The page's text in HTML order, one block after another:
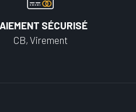
SÉCURISÉ
CB, Virement